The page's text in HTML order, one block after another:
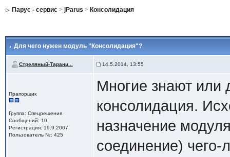
Парус - сервис> jParus > Консолидация
Для чего нужен модуль "Консолидация"?
Стреляный-Тарани... 14.5.2014, 13:55
Прапорщик
Группа: Спецрешения
Сообщений: 10
Регистрация: 19.9.2007
Пользователь №: 425
Многие знают или
консолидация.
назначение
соединение)